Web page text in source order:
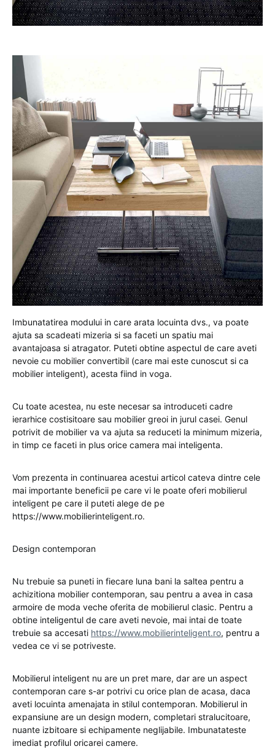
Imbunatatirea modului in care arata locuinta dvs., va poate
ajuta sa scadeati mizeria si sa faceti un spatiu mai
avantajoasa si atragator. Puteti obtine aspectul de care aveti
nevoie cu mobilier convertibil (care mai este cunoscut si ca
mobilier inteligent), acesta fiind in voga.
Cu toate acestea, nu este necesar sa introduceti cadre
ierarhice costisitoare sau mobilier greoi in jurul casei. Genul
potrivit de mobilier va va ajuta sa reduceti la minimum mizeria,
in timp ce faceti in plus orice camera mai inteligenta.
Vom prezenta in continuarea acestui articol cateva dintre cele
mai importante beneficii pe care vi le poate oferi mobilierul
inteligent pe care il puteti alege de pe
https://www.mobilierinteligent.ro.
Design contemporan
Nu trebuie sa puneti in fiecare luna bani la saltea pentru a
achizitiona mobilier contemporan, sau pentru a avea in casa
armoire de moda veche oferita de mobilierul clasic. Pentru a
obtine inteligentul de care aveti nevoie, mai intai de toate
trebuie sa accesati https://www.mobilierinteligent.ro, pentru a
vedea ce vi se potriveste.
Mobilierul inteligent nu are un pret mare, dar are un aspect
contemporan care s-ar potrivi cu orice plan de acasa, daca
aveti locuinta amenajata in stilul contemporan. Mobilierul in
expansiune are un design modern, completari stralucitoare,
nuante izbitoare si echipamente neglijabile. Imbunatateste
imediat profilul oricarei camere.